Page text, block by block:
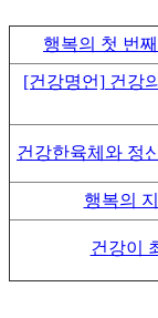
행복의 첫 번
[건강명언] 건강
건강한육체와 정
행복의
건강이